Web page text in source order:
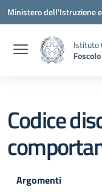
Vai ai contenuti
Vai al menu di navigazione
Vai al footer
Ministero dell'Istruzione
Istituto
Codice
Argomenti